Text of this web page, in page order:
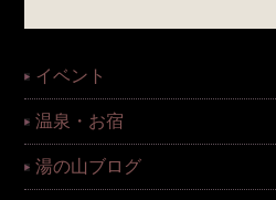
イベント
温泉・お宿
湯の山ブログ